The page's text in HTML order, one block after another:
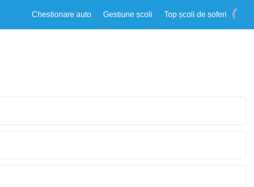
Chestionare auto Gestiune școli Top școli de șoferi